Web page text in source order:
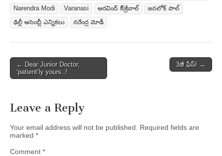
Narendra Modi
Varanasi అరవింద్ కే్జ్రీవాల్
జనలోక్ పాల్
ఢిల్లీ అసెంబ్లీ ఎన్నికలు
నరేంద్ర మోడీ
Post
navigation
← Dear Junior Doctor,
‘patient’ly yours..!
3జీ ఫేస్‌! →
Leave a Reply
Your email address will not be published.
Required fields are
marked *
Comment *